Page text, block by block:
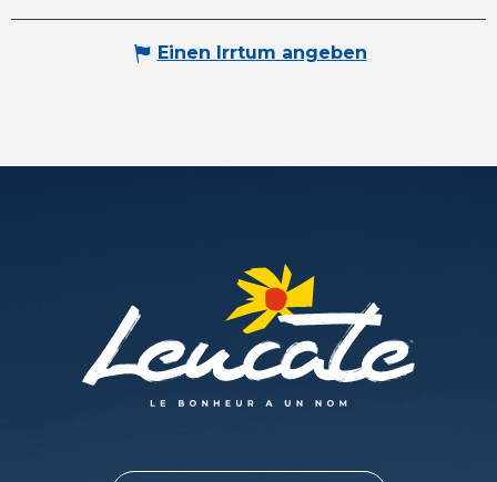
Einen Irrtum angeben